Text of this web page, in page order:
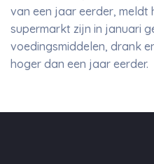
van een jaar eerder, meldt
supermarkt zijn in januari
voedingsmiddelen, drank
hoger dan een jaar eerder.